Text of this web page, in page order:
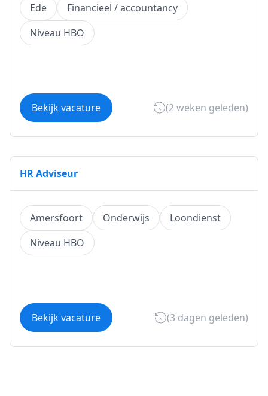
Ede
Financieel / accountancy
Niveau HBO
Bekijk vacature (2 weken geleden)
HR Adviseur
Amersfoort Onderwijs
Loondienst
Niveau HBO
Bekijk vacature (3 dagen geleden)